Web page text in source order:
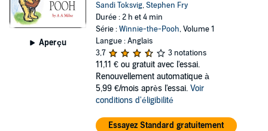
Aperçu
Sandi Toksvig,Stephen Fry
Durée : 2 h et 4 min
Série :Winnie-the-Pooh, Volume 1
Langue : Anglais
3,7
3 notations
11,11 € ou gratuit avec l'essai.
Renouvellement automatique à
5,99 €/mois après l'essai. Voir
conditions d'éligibilité
Essayez Standard gratuitement